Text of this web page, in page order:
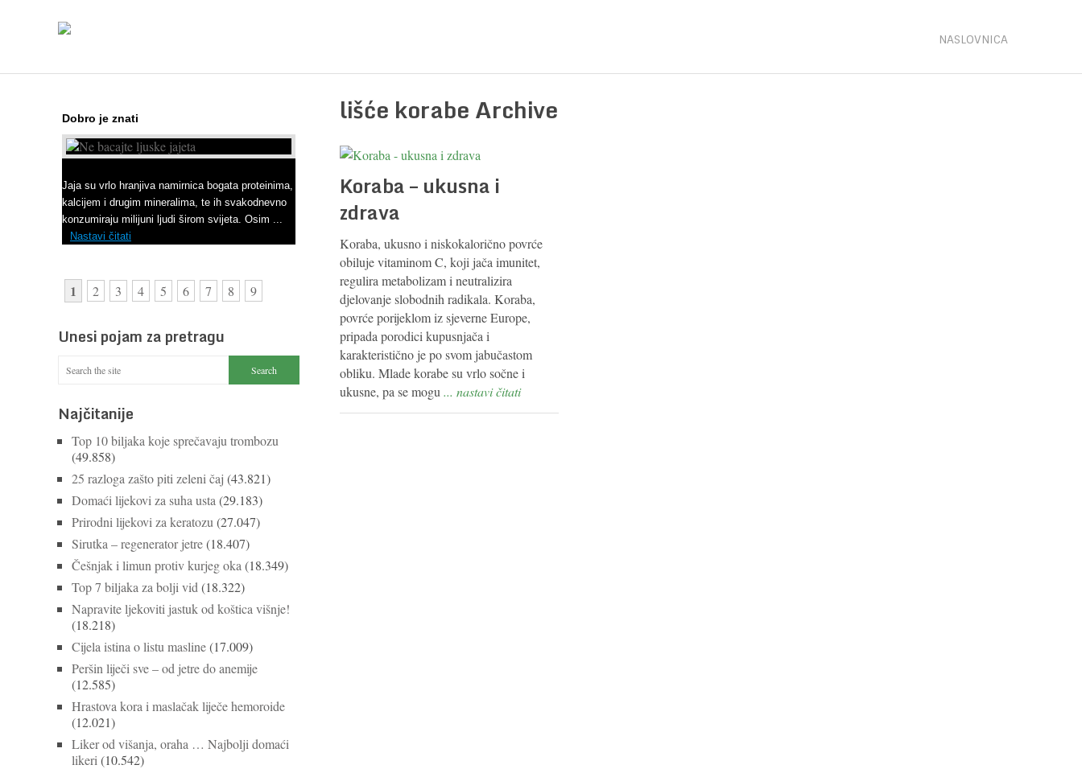
NASLOVNICA
lišće korabe Archive
Koraba – ukusna i
zdrava
Koraba, ukusno i niskokalorično povrće
obiluje vitaminom C, koji jača imunitet,
regulira metabolizam i neutralizira
djelovanje slobodnih radikala. Koraba,
povrće porijeklom iz sjeverne Europe,
pripada porodici kupusnjača i
karakteristično je po svom jabučastom
obliku. Mlade korabe su vrlo sočne i
ukusne, pa se mogu... nastavi čitati
Dobro je znati
Jaja su vrlo hranjiva namirnica bogata proteinima,
kalcijem i drugim mineralima, te ih svakodnevno
konzumiraju milijuni ljudi širom svijeta. Osim ...
Nastavi čitati
1 2 3 4 5 6 7 8 9
Unesi pojam za pretragu
Najčitanije
Top 10 biljaka koje sprečavaju trombozu
(49.858)
25 razloga zašto piti zeleni čaj (43.821)
Domaći lijekovi za suha usta (29.183)
Prirodni lijekovi za keratozu (27.047)
Sirutka – regenerator jetre(18.407)
Češnjak i limun protiv kurjeg oka (18.349)
Top 7 biljaka za bolji vid (18.322)
Napravite ljekoviti jastuk od koštica višnje!
(18.218)
Cijela istina o listu masline(17.009)
Peršin liječi sve – od jetre do anemije
(12.585)
Hrastova kora i maslačak liječe hemoroide
(12.021)
Liker od višanja, oraha … Najbolji domaći
likeri (10.542)